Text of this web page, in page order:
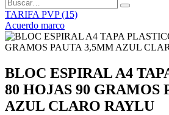
TARIFA PVP (15)
Acuerdo marco
BLOC ESPIRAL A4
80 HOJAS 90 GRAMOS
AZUL CLARO RAYLU